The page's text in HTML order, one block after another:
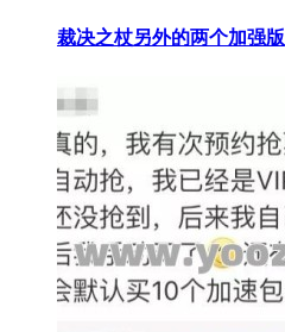
裁决之杖另外的两个加强版